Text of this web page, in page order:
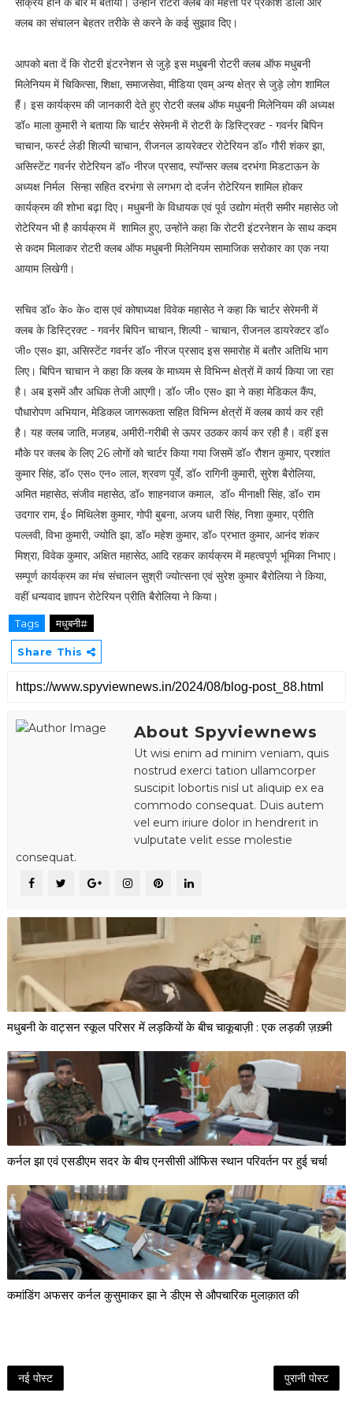
क्लब का संचालन बेहतर तरीके से करने के कई सुझाव दिए।
आपको बता दें कि रोटरी इंटरनेशन से जुड़े इस मधुबनी रोटरी क्लब ऑफ मधुबनी
मिलेनियम में चिकित्सा, शिक्षा, समाजसेवा, मीडिया एवम् अन्य क्षेत्र से जुड़े लोग शामिल
हैं। इस कार्यक्रम की जानकारी देते हुए रोटरी क्लब ऑफ मधुबनी मिलेनियम की अध्यक्ष
डॉ० माला कुमारी ने बताया कि चार्टर सेरेमनी में रोटरी के डिस्ट्रिक्ट - गवर्नर बिपिन
चाचान, फर्स्ट लेडी शिल्पी चाचान, रीजनल डायरेक्टर रोटेरियन डॉ० गौरी शंकर झा,
असिस्टेंट गवर्नर रोटेरियन डॉ० नीरज प्रसाद, स्पॉन्सर क्लब दरभंगा मिडटाऊन के
अध्यक्ष निर्मल सिन्हा सहित दरभंगा से लगभग दो दर्जन रोटेरियन शामिल होकर
कार्यक्रम की शोभा बढ़ा दिए। मधुबनी के विधायक एवं पूर्व उद्योग मंत्री समीर महासेठ जो
रोटेरियन भी है कार्यक्रम में शामिल हुए, उन्होंने कहा कि रोटरी इंटरनेशन के साथ कदम
से कदम मिलाकर रोटरी क्लब ऑफ मधुबनी मिलेनियम सामाजिक सरोकार का एक नया
आयाम लिखेगी।
सचिव डॉ० के० के० दास एवं कोषाध्यक्ष विवेक महासेठ ने कहा कि चार्टर सेरेमनी में
क्लब के डिस्ट्रिक्ट - गवर्नर बिपिन चाचान, शिल्पी - चाचान, रीजनल डायरेक्टर डॉ०
जी० एस० झा, असिस्टेंट गवर्नर डॉ० नीरज प्रसाद इस समारोह में बतौर अतिथि भाग
लिए। बिपिन चाचान ने कहा कि क्लब के माध्यम से विभिन्न क्षेत्रों में कार्य किया जा रहा
है। अब इसमें और अधिक तेजी आएगी। डॉ० जी० एस० झा ने कहा मेडिकल कैंप,
पौधारोपण अभियान, मेडिकल जागरूकता सहित विभिन्न क्षेत्रों में क्लब कार्य कर रही
है। यह क्लब जाति, मजहब, अमीरी-गरीबी से ऊपर उठकर कार्य कर रही है। वहीं इस
मौके पर क्लब के लिए 26 लोगों को चार्टर किया गया जिसमें डॉ० रौशन कुमार, प्रशांत
कुमार सिंह, डॉ० एस० एन० लाल, श्रवण पूर्वे, डॉ० रागिनी कुमारी, सुरेश बैरोलिया,
अमित महासेठ, संजीव महासेठ, डॉ० शाहनवाज कमाल, डॉ० मीनाक्षी सिंह, डॉ० राम
उदगार राम, ई० मिथिलेश कुमार, गोपी बुबना, अजय धारी सिंह, निशा कुमार, प्रीति
पल्लवी, विभा कुमारी, ज्योति झा, डॉ० महेश कुमार, डॉ० प्रभात कुमार, आनंद शंकर
मिश्रा, विवेक कुमार, अक्षित महासेठ, आदि रहकर कार्यक्रम में महत्वपूर्ण भूमिका निभाए।
सम्पूर्ण कार्यक्रम का मंच संचालन सुश्री ज्योत्सना एवं सुरेश कुमार बैरोलिया ने किया,
वहीं धन्यवाद ज्ञापन रोटेरियन प्रीति बैरोलिया ने किया।
Tags मधुबनी#
Share This
About Spyviewnews
Ut wisi enim ad minim veniam, quis
nostrud exerci tation ullamcorper
suscipit lobortis nisl ut aliquip ex ea
commodo consequat. Duis autem
vel eum iriure dolor in hendrerit in
vulputate velit esse molestie
consequat.
मधुबनी के वाट्सन स्कूल परिसर में लड़कियों के बीच चाकूबाज़ी : एक लड़की ज़ख़्मी
कर्नल झा एवं एसडीएम सदर के बीच एनसीसी ऑफिस स्थान परिवर्तन पर हुई चर्चा
कमांडिंग अफसर कर्नल कुसुमाकर झा ने डीएम से औपचारिक मुलाक़ात की
नई पोस्ट पुरानी पोस्ट